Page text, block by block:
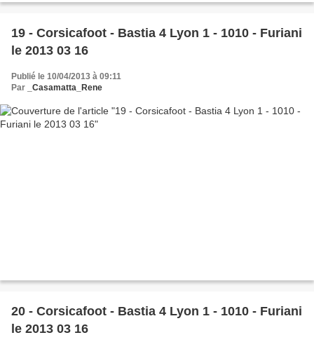
19 - Corsicafoot - Bastia 4 Lyon 1 - 1010 - Furiani
le 2013 03 16
Publié le 10/04/2013 à 09:11
Par
_Casamatta_Rene
20 - Corsicafoot - Bastia 4 Lyon 1 - 1010 - Furiani
le 2013 03 16